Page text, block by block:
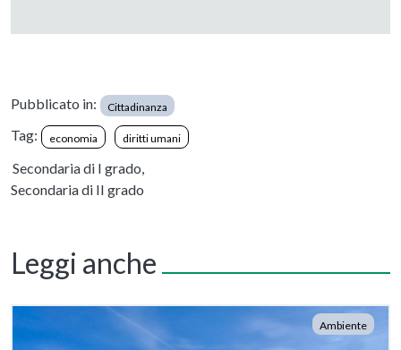
Pubblicato in: Cittadinanza
Tag: economia diritti umani
Secondaria di I grado,
Secondaria di II grado
Leggi anche
Ambiente